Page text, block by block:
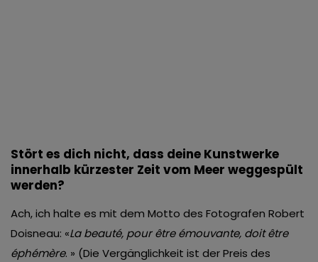
Stört es dich nicht, dass deine Kunstwerke
innerhalb kürzester Zeit vom Meer weggespült
werden?
Ach, ich halte es mit dem Motto des Fotografen Robert
Doisneau: «La beauté, pour être émouvante, doit être
éphémère. » (Die Vergänglichkeit ist der Preis des